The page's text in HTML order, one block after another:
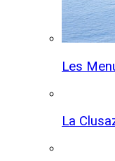
Les
La